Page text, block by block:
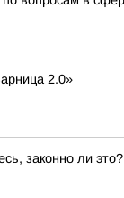
2.0»
законно ли это?